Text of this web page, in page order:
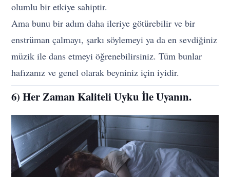
olumlu bir etkiye sahiptir.
Ama bunu bir adım daha ileriye götürebilir ve bir
enstrüman çalmayı, şarkı söylemeyi ya da en sevdiğiniz
müzik ile dans etmeyi öğrenebilirsiniz. Tüm bunlar
hafızanız ve genel olarak beyniniz için iyidir.
6) Her Zaman Kaliteli Uyku İle Uyanın.